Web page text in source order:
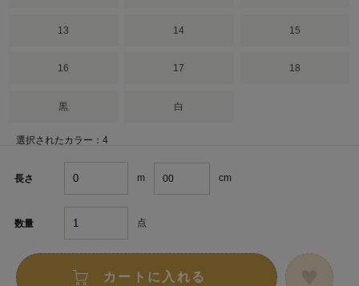
13 14 15
16 17 18
黒 白
選択されたカラー：4
長さ m cm
数量 点
カートに入れる